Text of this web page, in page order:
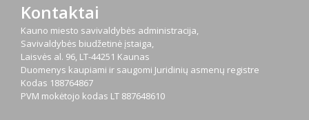
Kontaktai
Kauno miesto savivaldybės administracija,
Savivaldybės biudžetinė įstaiga,
Laisvės al. 96, LT-44251 Kaunas
Duomenys kaupiami ir saugomi Juridinių asmenų registre
Kodas 188764867
PVM mokėtojo kodas LT 887648610